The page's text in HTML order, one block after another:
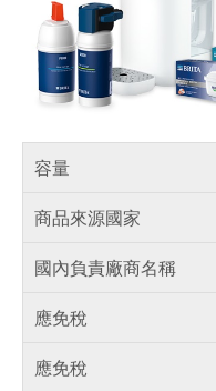
容量
商品來源國家
國內負責廠商名稱
應免稅
應免稅